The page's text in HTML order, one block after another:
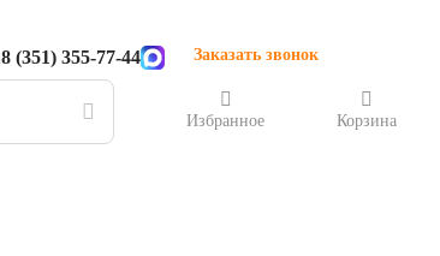
8 (351) 355-77-44 Заказать звонок
Избранное Корзина